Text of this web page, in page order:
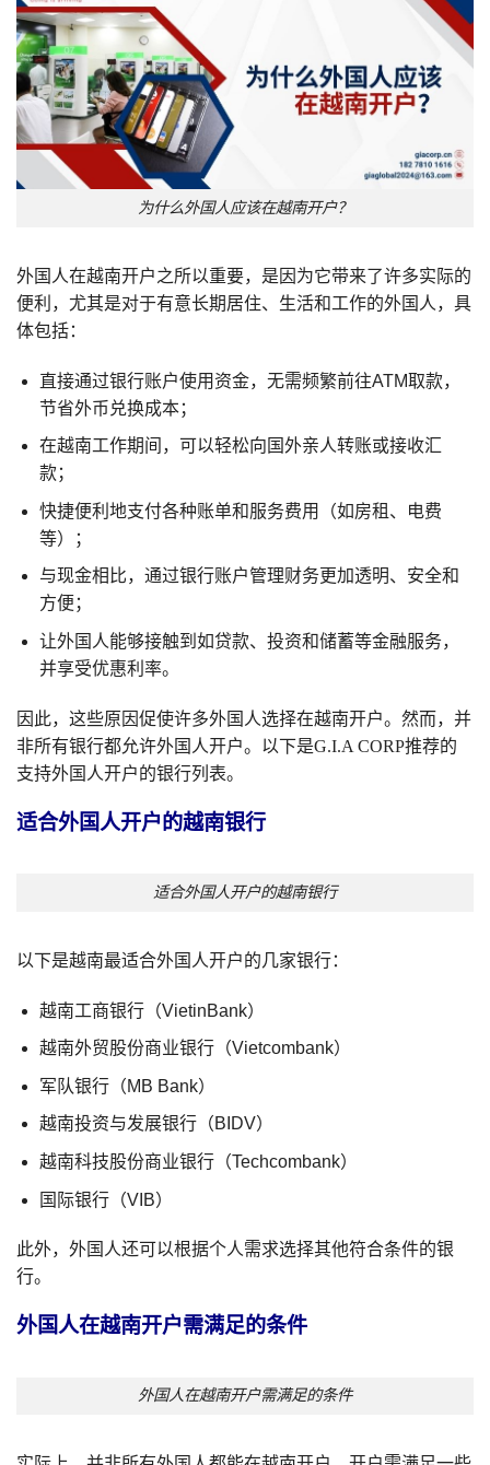
为什么外国人应该在越南开户？
外国人在越南开户之所以重要，是因为它带来了许多实际的
便利，尤其是对于有意长期居住、生活和工作的外国人，具
体包括：
直接通过银行账户使用资金，无需频繁前往ATM取款，
节省外币兑换成本；
在越南工作期间，可以轻松向国外亲人转账或接收汇
款；
快捷便利地支付各种账单和服务费用（如房租、电费
等）；
与现金相比，通过银行账户管理财务更加透明、安全和
方便；
让外国人能够接触到如贷款、投资和储蓄等金融服务，
并享受优惠利率。
因此，这些原因促使许多外国人选择在越南开户。然而，并
非所有银行都允许外国人开户。以下是G.I.A CORP推荐的
支持外国人开户的银行列表。
适合外国人开户的越南银行
适合外国人开户的越南银行
以下是越南最适合外国人开户的几家银行：
越南工商银行（VietinBank）
越南外贸股份商业银行（Vietcombank）
军队银行（MB Bank）
越南投资与发展银行（BIDV）
越南科技股份商业银行（Techcombank）
国际银行（VIB）
此外，外国人还可以根据个人需求选择其他符合条件的银
行。
外国人在越南开户需满足的条件
外国人在越南开户需满足的条件